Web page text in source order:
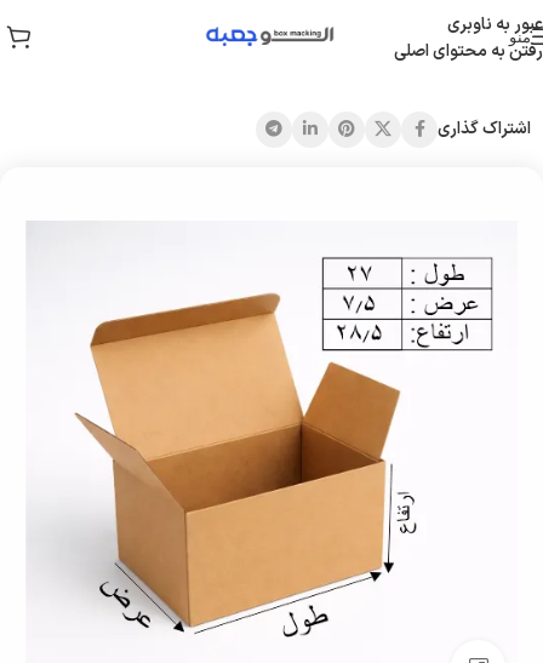
عبور به ناوبری
رفتن به محتوای اصلی
منو
خانه/جعبه قفلی
اشتراک گذاری